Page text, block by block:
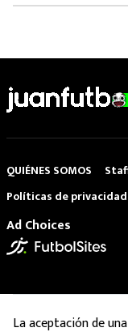
QUIÉNES SOMOS
Políticas de privacidad
Ad Choices
La aceptación de